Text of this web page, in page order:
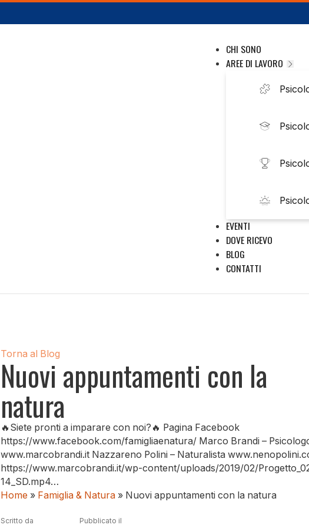
CHI SONO
AREE DI LAVORO
EVENTI
DOVE RICEVO
BLOG
CONTATTI
Nuovi appuntamenti con la
natura
🔥Siete pronti a imparare con noi?🔥 Pagina Facebook
https://www.facebook.com/famigliaenatura/ Marco Brandi –
www.marcobrandi.it Nazzareno Polini – Naturalista
https://www.marcobrandi.it/wp-content/uploads/2019/02/
14_SD.mp4…
Home » Famiglia & Natura » Nuovi appuntamenti con la natura
Scritto da
Pubblicato il
Torna al Blog